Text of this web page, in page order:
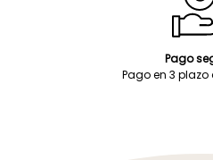
Pago
Pago en 3 plazo